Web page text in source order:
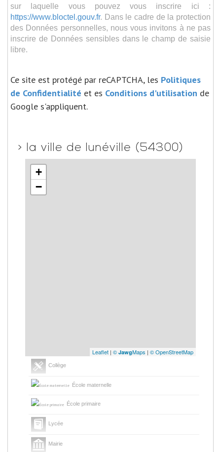
sur laquelle vous pouvez vous inscrire ici :
https://www.bloctel.gouv.fr. Dans le cadre de la protection
des Données personnelles, nous vous invitons à ne pas
inscrire de Données sensibles dans le champ de saisie
libre.
Ce site est protégé par reCAPTCHA, les Politiques
de Confidentialité et es Conditions d'utilisation de
Google s'appliquent.
> la ville de lunéville (54300)
+
−
Leaflet | © JawgMaps | © OpenStreetMap
Collège
École maternelle
École primaire
Lycée
Mairie